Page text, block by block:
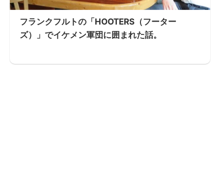
フランクフルトの「HOOTERS（フーター
ズ）」でイケメン軍団に囲まれた話。